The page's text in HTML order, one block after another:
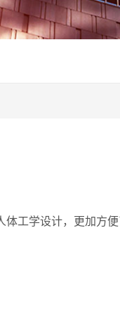
体工学设计，更加方